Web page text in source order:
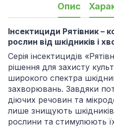
Опис
Інсектициди Рятівник –
рослин від шкідників і
Серія інсектицидів
рішення для захисту
широкого спектра
захворювань. Завдяки
діючих речовин та
лише знищують
рослини та стимулюють